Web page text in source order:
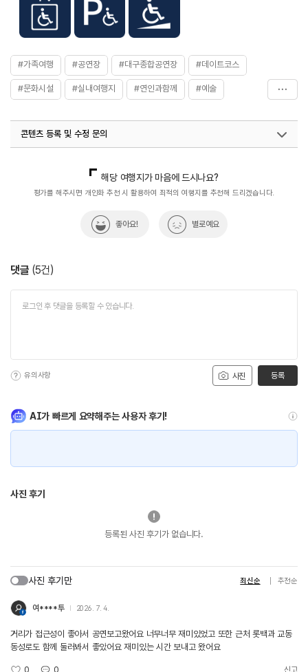
#가족여행 #공연장 #대구종합공연장 #데이트코스
#문화시설 #실내여행지 #연인과함께 #예술
#힐링
콘텐츠 등록 및 수정 문의
열린관광콘텐츠팀(열린관광-모두의여행)
033-738-3425
해당 여행지가 마음에 드시나요?
평가를 해주시면 개인화 추천 시 활용하여 최적의 여행지를 추천해 드리겠습니다.
좋아요! 별로예요
댓글 (5건)
사진
유의사항 등록
AI가 빠르게 요약해주는 사용자 후기!
사진 후기
등록된 사진 후기가 없습니다.
사진 후기만 최신순 추천순
여****투 2026. 7. 4.
거리가 접근성이 좋아서 공연보고왔어요 너무너무 재미있었고 또한 근처 롯백과 교동
동성로도 함께 둘러봐서 좋았어요 재미있는 시간 보내고 왔어요
0 0 신고